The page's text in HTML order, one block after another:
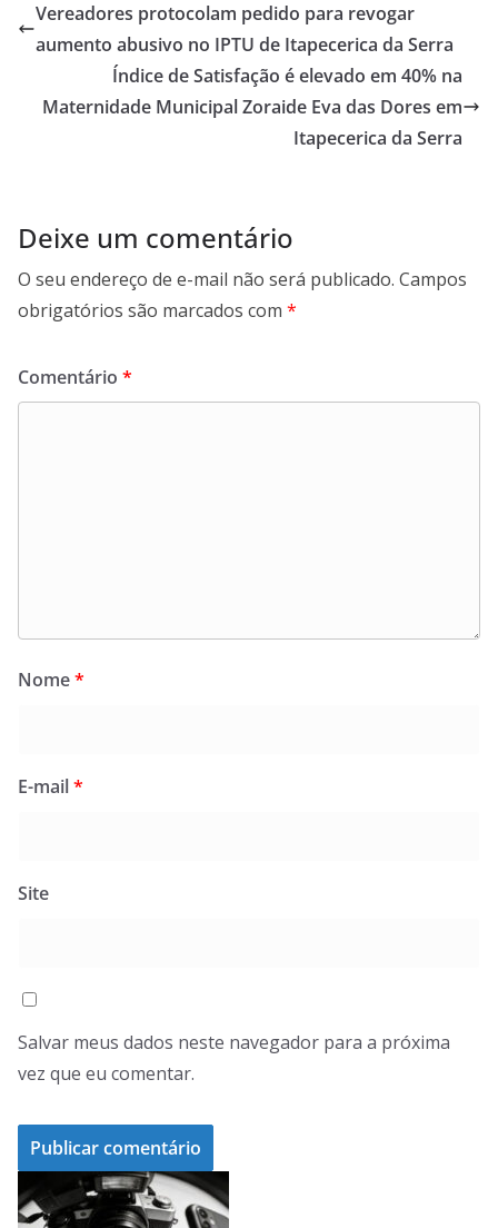
Vereadores protocolam pedido para revogar
aumento abusivo no IPTU de Itapecerica da Serra
Índice de Satisfação é elevado em 40% na
Maternidade Municipal Zoraide Eva das Dores em
Itapecerica da Serra
Deixe um comentário
O seu endereço de e-mail não será publicado. Campos
obrigatórios são marcados com *
Comentário *
Nome*
E-mail*
Site
Salvar meus dados neste navegador para a próxima
vez que eu comentar.